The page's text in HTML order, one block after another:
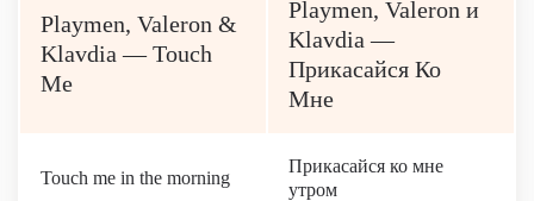
Playmen, Valeron &
Klavdia — Touch
Me
Playmen, Valeron и
Klavdia —
Прикасайся Ко
Мне
Touch me in the morning
Прикасайся ко мне
утром